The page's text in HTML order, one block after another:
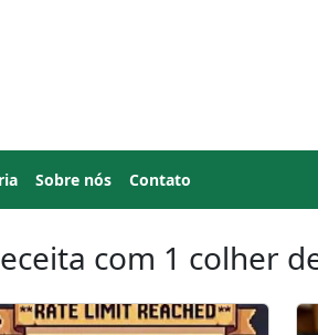
Sobre nós Contato
com 1 colher